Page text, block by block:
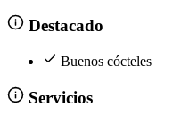
Destacado
Buenos cócteles
Servicios